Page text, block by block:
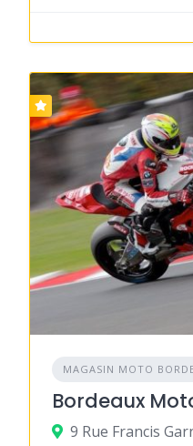
MAGASIN MOTO
Bordeaux
9 Rue Francis